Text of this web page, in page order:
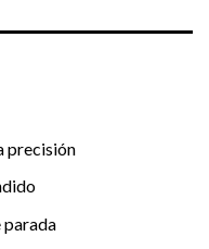
precisión
parada